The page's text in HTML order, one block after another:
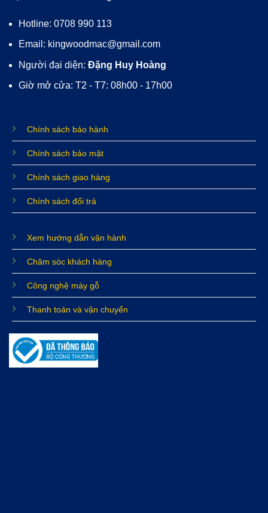
Hotline: 0708 990 113
Email: kingwoodmac@gmail.com
Người đại diện: Đặng Huy Hoàng
Giờ mở cửa: T2 - T7: 08h00 - 17h00
Chính sách bảo hành
Chính sách bảo mật
Chính sách giao hàng
Chính sách đổi trả
Xem hướng dẫn vận hành
Chăm sóc khách hàng
Công nghệ máy gỗ
Thanh toán và vận chuyển